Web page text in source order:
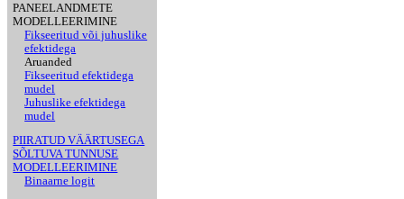
PANEELANDMETE
MODELLEERIMINE
Fikseeritud või juhuslike
efektidega
Aruanded
Fikseeritud efektidega
mudel
Juhuslike efektidega
mudel
PIIRATUD VÄÄRTUSEGA
SÕLTUVA TUNNUSE
MODELLEERIMINE
Binaarne logit